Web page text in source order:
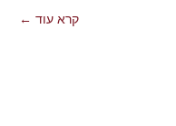
קרא עוד ←